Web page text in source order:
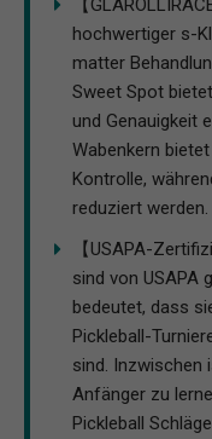
【
hochwertiger s-
matter
Sweet Spot
und Genauigkeit
Wabenkern
Kontrolle,
reduziert werden.
【USAPA-
sind von USAPA
bedeutet, dass
Pickleball-
sind. Inzwischen
Anfänger zu
Pickleball